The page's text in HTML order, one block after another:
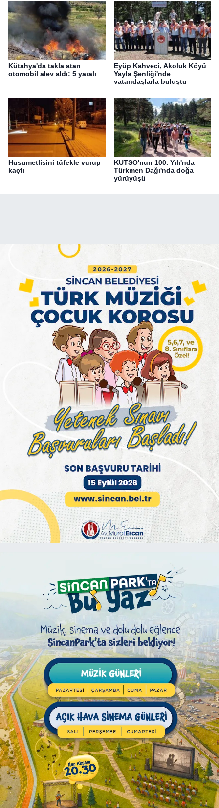
Kütahya'da takla atan
otomobil alev aldı: 5 yaralı
Eyüp Kahveci, Akoluk Köyü
Yayla Şenliği'nde
vatandaşlarla buluştu
Husumetlisini tüfekle vurup
kaçtı
KUTSO'nun 100. Yılı'nda
Türkmen Dağı'nda doğa
yürüyüşü